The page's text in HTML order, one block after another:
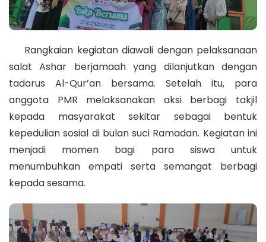
Rangkaian kegiatan diawali dengan pelaksanaan
salat Ashar berjamaah yang dilanjutkan dengan
tadarus Al-Qur’an bersama. Setelah itu, para
anggota PMR melaksanakan aksi berbagi takjil
kepada masyarakat sekitar sebagai bentuk
kepedulian sosial di bulan suci Ramadan. Kegiatan ini
menjadi momen bagi para siswa untuk
menumbuhkan empati serta semangat berbagi
kepada sesama.